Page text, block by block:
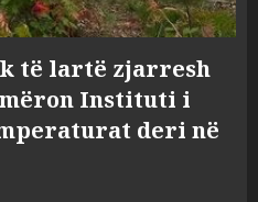
të lartë zjarresh
Instituti i
deri në